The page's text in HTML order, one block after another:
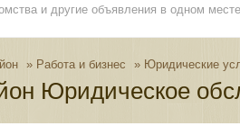
и другие объявления в одном
» Работа и бизнес » Юридические
Юридическое